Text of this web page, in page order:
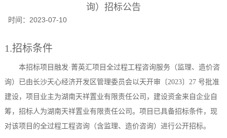
询）招标公告
时间： 2023-07-10
1.招标条件
本招标项目 融发·菁英汇项目全过程工程咨询服务（监理、造价咨
询）
已由长沙天心经济开发区管理委员会以 天开审〔 2023〕27 号批准
建设，项目业主为湖南天祥置业有限责任公司 ，建设资金来自 企业自
筹，招标人为湖南天祥置业有限责任公司 。项目已具备招标条件，现
对该项目的全过程工程咨询（含监理、造价咨询）进行公开招标。